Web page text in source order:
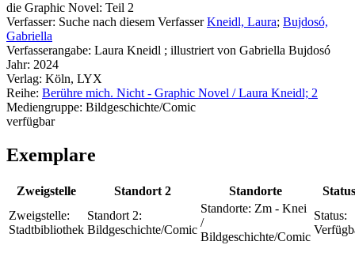
die Graphic Novel: Teil 2
Verfasser: Suche nach diesem Verfasser Kneidl, Laura; Bujdosó,
Gabriella
Verfasserangabe: Laura Kneidl ; illustriert von Gabriella Bujdosó
Jahr: 2024
Verlag: Köln, LYX
Reihe: Berühre mich. Nicht - Graphic Novel / Laura Kneidl; 2
Mediengruppe: Bildgeschichte/Comic
verfügbar
Exemplare
Zweigstelle Standort 2 Standorte
Status
Zweigstelle:
Stadtbibliothek
Standort 2:
Bildgeschichte/Comic
Standorte: Zm - Knei
/
Bildgeschichte/Comic
Status: